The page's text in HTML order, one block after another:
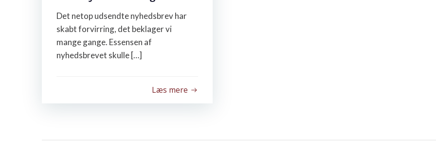
Det netop udsendte nyhedsbrev har
skabt forvirring, det beklager vi
mange gange. Essensen af
nyhedsbrevet skulle […]
Læs mere